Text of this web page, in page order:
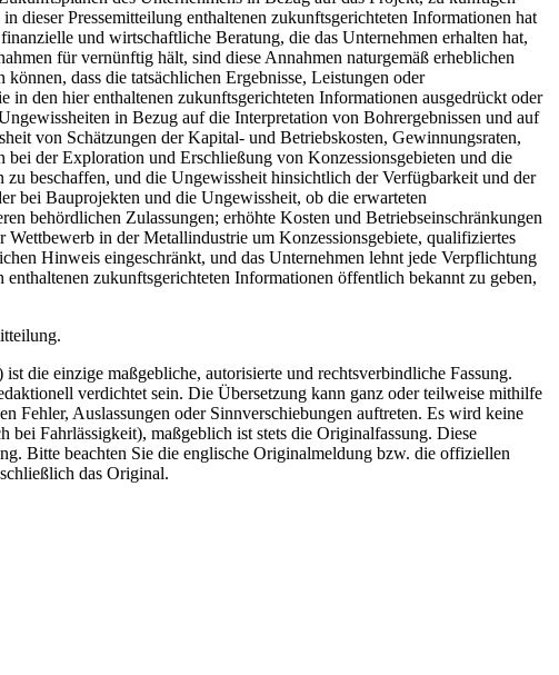
dieser Pressemitteilung enthaltenen zukunftsgerichteten Informationen hat
und wirtschaftliche Beratung, die das Unternehmen erhalten hat,
für vernünftig hält, sind diese Annahmen naturgemäß erheblichen
dass die tatsächlichen Ergebnisse, Leistungen oder
den hier enthaltenen zukunftsgerichteten Informationen ausgedrückt oder
in Bezug auf die Interpretation von Bohrergebnissen und auf
von Schätzungen der Kapital- und Betriebskosten, Gewinnungsraten,
der Exploration und Erschließung von Konzessionsgebieten und die
beschaffen, und die Ungewissheit hinsichtlich der Verfügbarkeit und der
bei Bauprojekten und die Ungewissheit, ob die erwarteten
behördlichen Zulassungen; erhöhte Kosten und Betriebseinschränkungen
in der Metallindustrie um Konzessionsgebiete, qualifiziertes
Hinweis eingeschränkt, und das Unternehmen lehnt jede Verpflichtung
zukunftsgerichteten Informationen öffentlich bekannt zu geben,
die einzige maßgebliche, autorisierte und rechtsverbindliche Fassung.
verdichtet sein. Die Übersetzung kann ganz oder teilweise mithilfe
Fehler, Auslassungen oder Sinnverschiebungen auftreten. Es wird keine
Fahrlässigkeit), maßgeblich ist stets die Originalfassung. Diese
Bitte beachten Sie die englische Originalmeldung bzw. die offiziellen
das Original.